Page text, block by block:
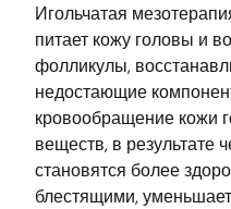
Игольчатая
питает кожу головы и
фолликулы,
недостающие
кровообращение кожи
веществ, в результате
становятся более
блестящими,